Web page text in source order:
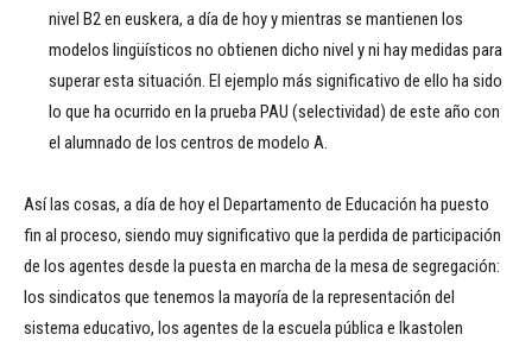
nivel B2 en euskera, a día de hoy y mientras se mantienen los
modelos lingüísticos no obtienen dicho nivel y ni hay medidas para
superar esta situación. El ejemplo más significativo de ello ha sido
lo que ha ocurrido en la prueba PAU (selectividad) de este año con
el alumnado de los centros de modelo A.
Así las cosas, a día de hoy el Departamento de Educación ha puesto
fin al proceso, siendo muy significativo que la perdida de participación
de los agentes desde la puesta en marcha de la mesa de segregación:
los sindicatos que tenemos la mayoría de la representación del
sistema educativo, los agentes de la escuela pública e Ikastolen